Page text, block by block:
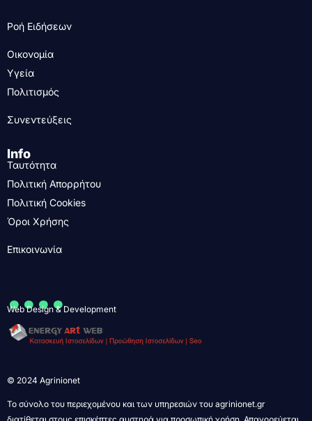
Ροή Ειδήσεων
Οικονομία
Υγεία
Πολιτισμός
Συνεντεύξεις
Info
Ταυτότητα
Πολιτική Απορρήτου
Πολιτική Cookies
Όροι Χρήσης
Επικοινωνία
....
Web Design & Development
© 2024 Agrinionet
Το σύνολο του περιεχομένου και των υπηρεσιών του agrinionet.gr
διατίθεται στους επισκέπτες αυστηρά για προσωπική χρήση. Απαγορεύεται